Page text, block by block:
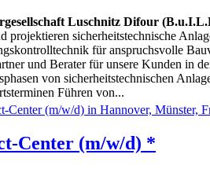
Luschnitz Difour
projektieren sicherheitstechnische
für anspruchsvolle
und Berater für unsere Kunden in
von sicherheitstechnischen
Führen von...
Center (m/w/d) *